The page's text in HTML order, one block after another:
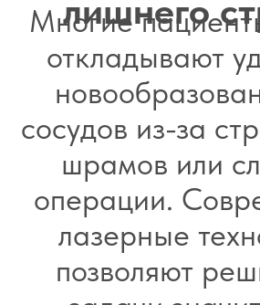
Лазерная коагуляция телеангиоэтазий,
точечной ангиомы 1 кв. см Fotona
Лазерное удаление сухих мозолей,
(1мм) Fotona
Fotona (одно новообразование)
Лазерная коррекция шрамов(1мм)
Лазерное удаление